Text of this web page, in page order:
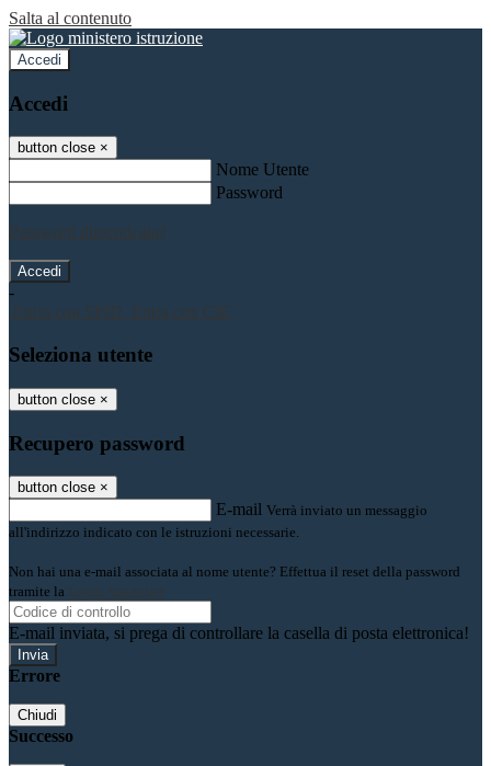
Salta al contenuto
Accedi
Accedi
button close ×
Nome Utente
Password
Password dimenticata?
-
Entra con SPID
Entra con CIE
Seleziona utente
button close ×
Recupero password
button close ×
E-mail Verrà inviato un messaggio
all'indirizzo indicato con le istruzioni necessarie.
Non hai una e-mail associata al nome utente? Effettua il reset della password
tramite la
Login Spaggiari
E-mail inviata, si prega di controllare la casella di posta elettronica!
Errore
Chiudi
Successo